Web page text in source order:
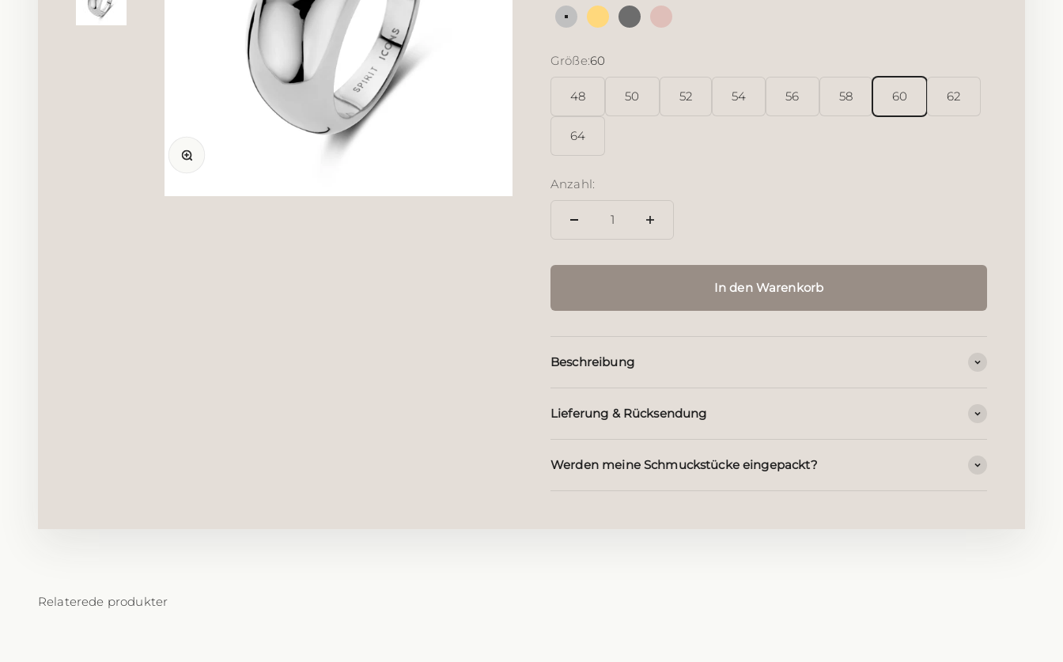
Bild vergrößern
Silber18 Karat vergoldetes Silber
Sterlingsilber rutheniert
18 Karat rosévergoldet
Größe:60
48 50 52 54 56 58 60 62
64
Anzahl:
In den Warenkorb
Beschreibung
Lieferung & Rücksendung
Werden meine Schmuckstücke eingepackt?